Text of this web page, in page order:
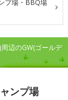
プ場・BBQ場
辺のGW(ゴールデ
ンプ場